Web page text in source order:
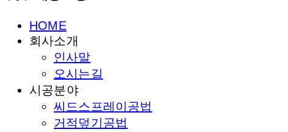
HOME
회사소개
인사말
오시는길
시공분야
씨드스프레이공법
거적덮기공법